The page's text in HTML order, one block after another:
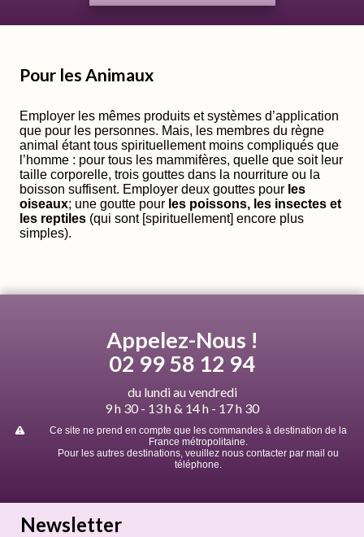
Pour les Animaux
Employer les mêmes produits et systèmes d’application
que pour les personnes. Mais, les membres du règne
animal étant tous spirituellement moins compliqués que
l’homme : pour tous les mammifères, quelle que soit leur
taille corporelle, trois gouttes dans la nourriture ou la
boisson suffisent. Employer deux gouttes pour les
oiseaux; une goutte pour les poissons, les insectes et
les reptiles (qui sont [spirituellement] encore plus
simples).
Appelez-Nous !
02 99 58 12 94
du lundi au vendredi
9 h 30 - 13 h & 14 h - 17 h 30
Ce site ne prend en compte que les commandes à destination de la
France métropolitaine.
Pour les autres destinations, veuillez nous contacter par mail ou
téléphone.
Newsletter